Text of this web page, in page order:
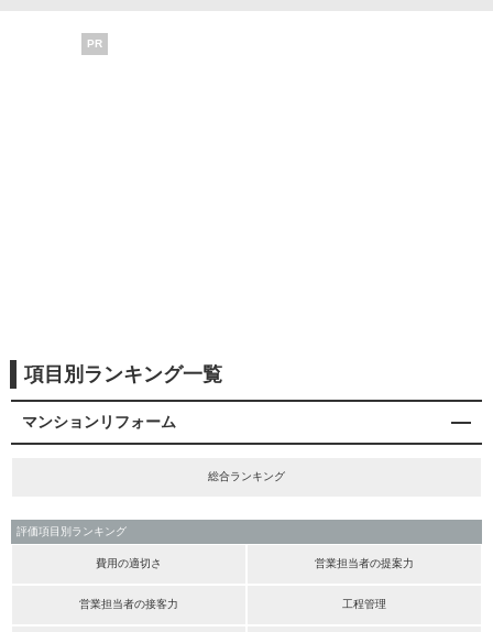
PR
項目別ランキング一覧
マンションリフォーム
総合ランキング
評価項目別ランキング
費用の適切さ 営業担当者の提案力
営業担当者の接客力 工程管理